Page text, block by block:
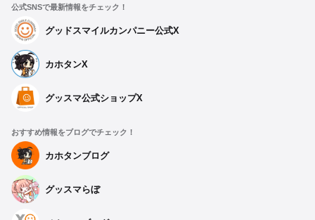
公式SNSで最新情報をチェック！
グッドスマイルカンパニー公式X
カホタンX
グッスマ公式ショップX
おすすめ情報をブログでチェック！
カホタンブログ
グッスマらぼ